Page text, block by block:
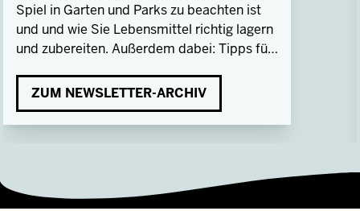
Spiel in Garten und Parks zu beachten ist
und und wie Sie Lebensmittel richtig lagern
und zubereiten. Außerdem dabei: Tipps für
und vieles mehr. Sie haben den Newsletter
noch nicht abonniert? Jetzt anmelden!
ZUM NEWSLETTER-ARCHIV